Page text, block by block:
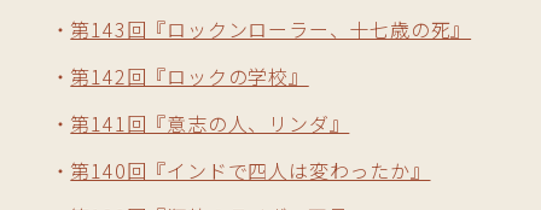
第143回『ロックンローラー、十七歳の死』
第142回『ロックの学校』
第141回『意志の人、リンダ』
第140回『インドで四人は変わったか』